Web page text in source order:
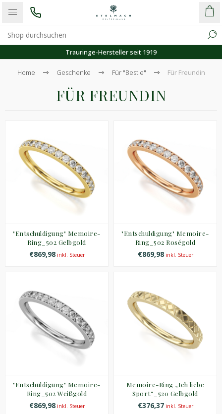
Home Geschenke Für "Bestie" Für Freundin
FÜR FREUNDIN
"Entschuldigung" Memoire-
Ring_502 Gelbgold
€869,98inkl. Steuer
"Entschuldigung" Memoire-
Ring_502 Roségold
€869,98inkl. Steuer
"Entschuldigung" Memoire-
Ring_502 Weißgold
€869,98inkl. Steuer
Memoire-Ring „Ich liebe
Sport“_520 Gelbgold
€376,37inkl. Steuer